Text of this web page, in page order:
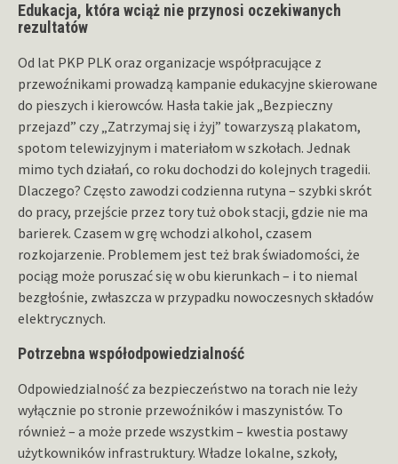
Edukacja, która wciąż nie przynosi oczekiwanych
rezultatów
Od lat PKP PLK oraz organizacje współpracujące z
przewoźnikami prowadzą kampanie edukacyjne skierowane
do pieszych i kierowców. Hasła takie jak „Bezpieczny
przejazd” czy „Zatrzymaj się i żyj” towarzyszą plakatom,
spotom telewizyjnym i materiałom w szkołach. Jednak
mimo tych działań, co roku dochodzi do kolejnych tragedii.
Dlaczego? Często zawodzi codzienna rutyna – szybki skrót
do pracy, przejście przez tory tuż obok stacji, gdzie nie ma
barierek. Czasem w grę wchodzi alkohol, czasem
rozkojarzenie. Problemem jest też brak świadomości, że
pociąg może poruszać się w obu kierunkach – i to niemal
bezgłośnie, zwłaszcza w przypadku nowoczesnych składów
elektrycznych.
Potrzebna współodpowiedzialność
Odpowiedzialność za bezpieczeństwo na torach nie leży
wyłącznie po stronie przewoźników i maszynistów. To
również – a może przede wszystkim – kwestia postawy
użytkowników infrastruktury. Władze lokalne, szkoły,